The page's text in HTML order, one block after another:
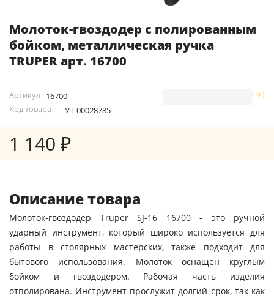
Молоток-гвоздодер с полированным
бойком, металлическая ручка
TRUPER арт. 16700
Артикул : 16700
Код товара :
УТ-00028785
( 0 )
1 140 ₽
Описание товара
Молоток-гвоздодер Truper SJ-16 16700 - это ручной
ударный инструмент, который широко используется для
работы в столярных мастерских, также подходит для
бытового использования. Молоток оснащен круглым
бойком и гвоздодером. Рабочая часть изделия
отполирована. Инструмент прослужит долгий срок, так как